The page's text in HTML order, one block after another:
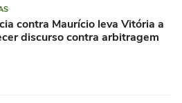
contra Maurício leva Vitória a
discurso contra arbitragem